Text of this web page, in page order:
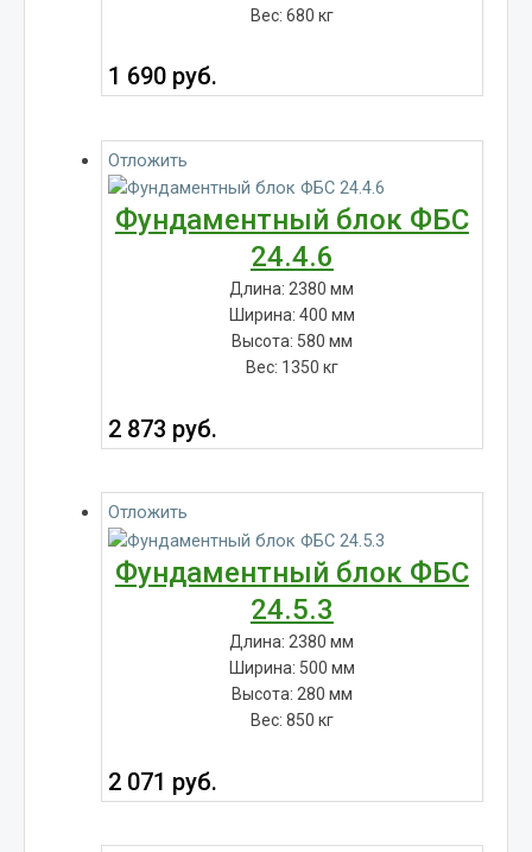
Вес: 680 кг
1 690 руб.
Отложить
Фундаментный блок ФБС
24.4.6
Длина: 2380 мм
Ширина: 400 мм
Высота: 580 мм
Вес: 1350 кг
2 873 руб.
Отложить
Фундаментный блок ФБС
24.5.3
Длина: 2380 мм
Ширина: 500 мм
Высота: 280 мм
Вес: 850 кг
2 071 руб.